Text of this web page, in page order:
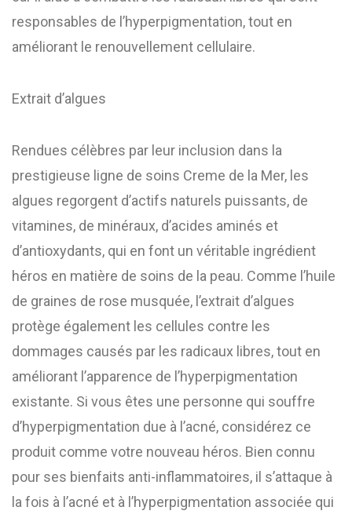
responsables de l’hyperpigmentation, tout en
améliorant le renouvellement cellulaire.
Extrait d’algues
Rendues célèbres par leur inclusion dans la
prestigieuse ligne de soins Creme de la Mer, les
algues regorgent d’actifs naturels puissants, de
vitamines, de minéraux, d’acides aminés et
d’antioxydants, qui en font un véritable ingrédient
héros en matière de soins de la peau. Comme l’huile
de graines de rose musquée, l’extrait d’algues
protège également les cellules contre les
dommages causés par les radicaux libres, tout en
améliorant l’apparence de l’hyperpigmentation
existante. Si vous êtes une personne qui souffre
d’hyperpigmentation due à l’acné, considérez ce
produit comme votre nouveau héros. Bien connu
pour ses bienfaits anti-inflammatoires, il s’attaque à
la fois à l’acné et à l’hyperpigmentation associée qui